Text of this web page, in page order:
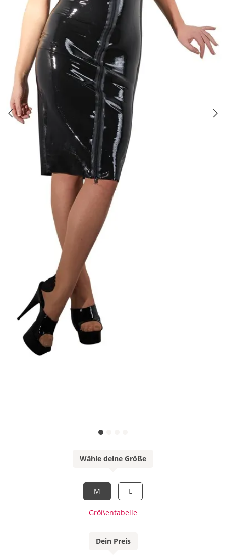
Wähle deine Größe
M L
Größentabelle
Dein Preis